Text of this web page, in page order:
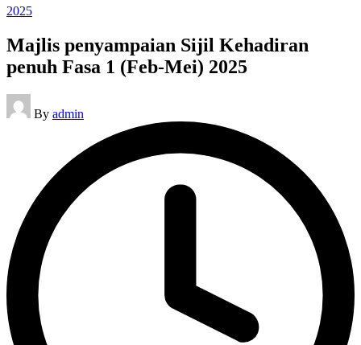
Posted
2025
Majlis penyampaian Sijil Kehadiran
penuh Fasa 1 (Feb-Mei) 2025
Posted
by
By admin